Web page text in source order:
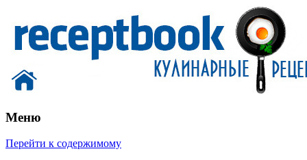
Меню
Перейти к содержимому